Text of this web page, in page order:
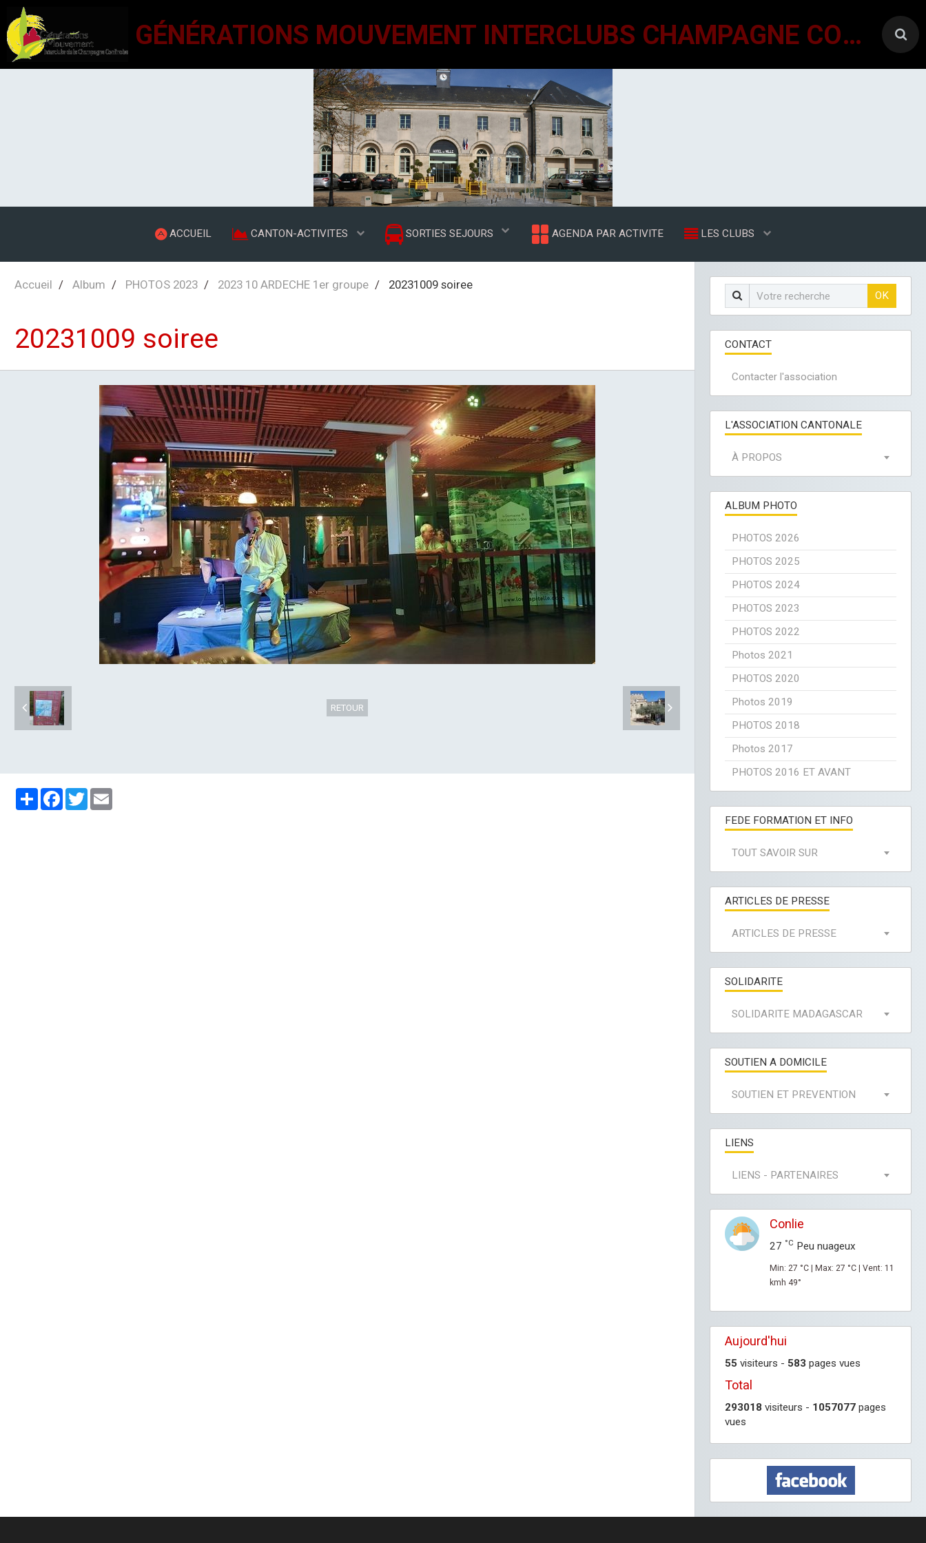
GÉNÉRATIONS MOUVEMENT INTERCLUBS CHAMPAGNE CONLINOISE
ACCUEIL CANTON-ACTIVITES SORTIES SEJOURS AGENDA PAR ACTIVITE LES CLUBS
Accueil Album PHOTOS 2023 2023 10 ARDECHE 1er groupe 20231009 soiree
20231009 soiree
RETOUR
PartagerFacebook
Twitter
OK
CONTACT
Contacter l'association
L'ASSOCIATION CANTONALE
À PROPOS
ALBUM PHOTO
PHOTOS 2026
PHOTOS 2025
PHOTOS 2024
PHOTOS 2023
PHOTOS 2022
Photos 2021
PHOTOS 2020
Photos 2019
PHOTOS 2018
Photos 2017
PHOTOS 2016 ET AVANT
FEDE FORMATION ET INFO
TOUT SAVOIR SUR
ARTICLES DE PRESSE
ARTICLES DE PRESSE
SOLIDARITE
SOLIDARITE MADAGASCAR
SOUTIEN A DOMICILE
SOUTIEN ET PREVENTION
LIENS
LIENS - PARTENAIRES
Conlie
27 °C Peu nuageux
Min: 27 °C | Max: 27 °C | Vent: 11
kmh 49°
Aujourd'hui
55 visiteurs - 583 pages vues
Total
293018 visiteurs - 1057077 pages
vues